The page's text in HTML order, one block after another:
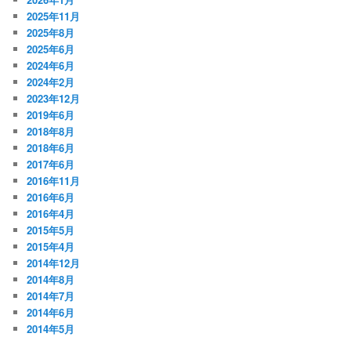
2025年11月
2025年8月
2025年6月
2024年6月
2024年2月
2023年12月
2019年6月
2018年8月
2018年6月
2017年6月
2016年11月
2016年6月
2016年4月
2015年5月
2015年4月
2014年12月
2014年8月
2014年7月
2014年6月
2014年5月